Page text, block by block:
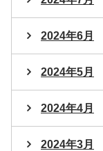
2024年6月
2024年5月
2024年4月
2024年3月